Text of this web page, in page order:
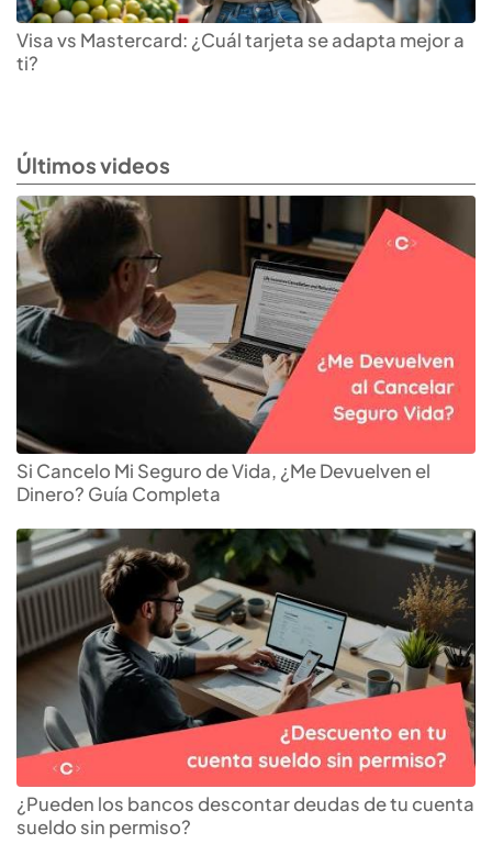
Visa vs Mastercard: ¿Cuál tarjeta se adapta mejor a
ti?
Últimos videos
Si Cancelo Mi Seguro de Vida, ¿Me Devuelven el
Dinero? Guía Completa
¿Pueden los bancos descontar deudas de tu cuenta
sueldo sin permiso?
Encuentra tutarjeta de
créditoideal